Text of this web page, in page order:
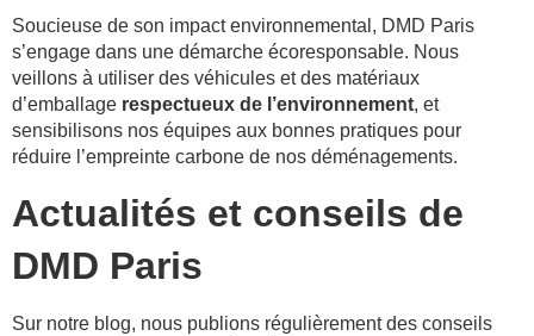
Soucieuse de son impact environnemental, DMD Paris
s’engage dans une démarche écoresponsable. Nous
veillons à utiliser des véhicules et des matériaux
d’emballage respectueux de l’environnement, et
sensibilisons nos équipes aux bonnes pratiques pour
réduire l’empreinte carbone de nos déménagements.
Actualités et conseils de
DMD Paris
Sur notre blog, nous publions régulièrement des conseils